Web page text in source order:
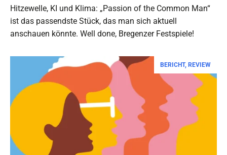
Hitzewelle, KI und Klima: „Passion of the Common Man“
ist das passendste Stück, das man sich aktuell
anschauen könnte. Well done, Bregenzer Festspiele!
BERICHT, REVIEW